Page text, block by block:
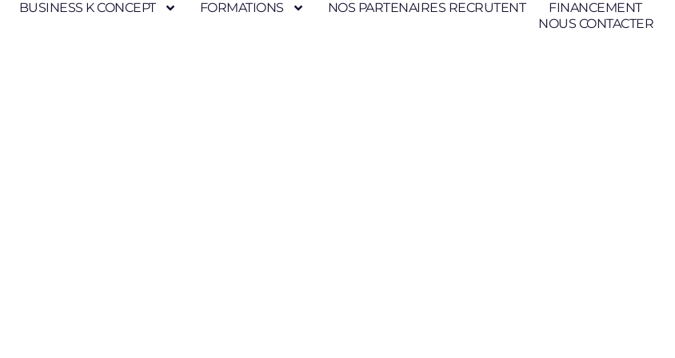
BUSINESS K CONCEPT FORMATIONS NOS PARTENAIRES RECRUTENT
FINANCEMENT
NOUS CONTACTER